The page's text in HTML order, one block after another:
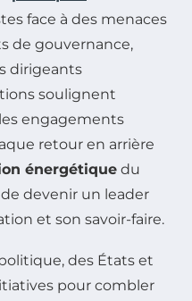
face à des menaces
de gouvernance,
dirigeants
soulignent
engagements
retour en arrière
énergétique du
devenir un leader
et son savoir-faire.
des États et
pour combler